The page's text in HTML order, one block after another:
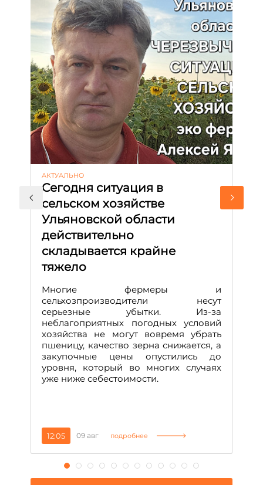
АКТУАЛЬНО
Сегодня ситуация в
сельском хозяйстве
Ульяновской области
действительно
складывается крайне
тяжело
Многие фермеры и
сельхозпроизводители несут
серьезные убытки. Из-за
неблагоприятных погодных условий
хозяйства не могут вовремя убрать
пшеницу, качество зерна снижается, а
закупочные цены опустились до
уровня, который во многих случаях
уже ниже себестоимости.
12:05 09 авг подробнее